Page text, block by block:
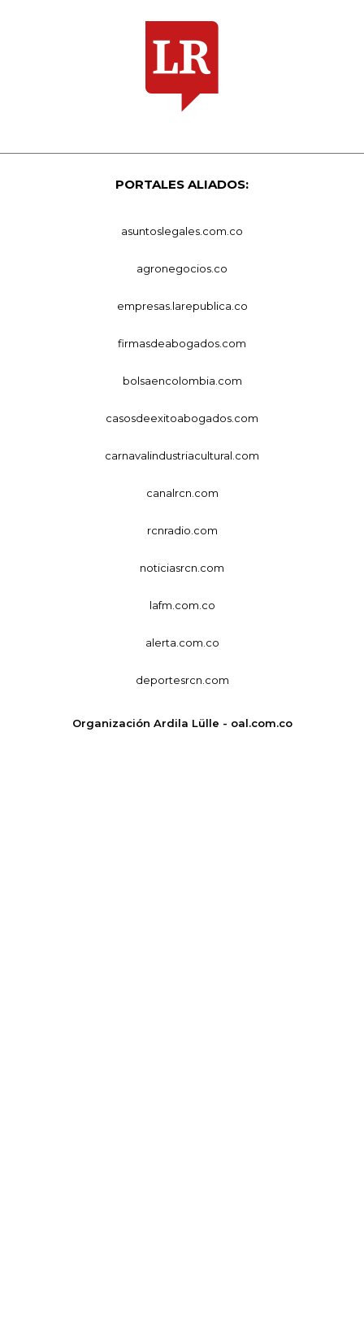
PORTALES ALIADOS:
asuntoslegales.com.co
agronegocios.co
empresas.larepublica.co
firmasdeabogados.com
bolsaencolombia.com
casosdeexitoabogados.com
carnavalindustriacultural.com
canalrcn.com
rcnradio.com
noticiasrcn.com
lafm.com.co
alerta.com.co
deportesrcn.com
Organización Ardila Lülle - oal.com.co